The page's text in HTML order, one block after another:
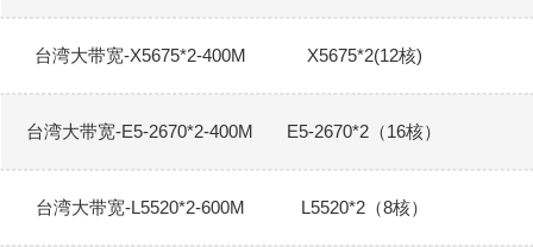
台湾大带宽-X5675*2-400M X5675*2(12核)
台湾大带宽-E5-2670*2-400M E5-2670*2（16核）
台湾大带宽-L5520*2-600M L5520*2（8核）